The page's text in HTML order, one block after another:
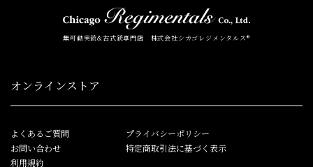
無可動実銃&古式銃専門店 株式会社シカゴレジメンタルス®
オンラインストア
よくあるご質問
お問い合わせ
利用規約
プライバシーポリシー
特定商取引法に基づく表示